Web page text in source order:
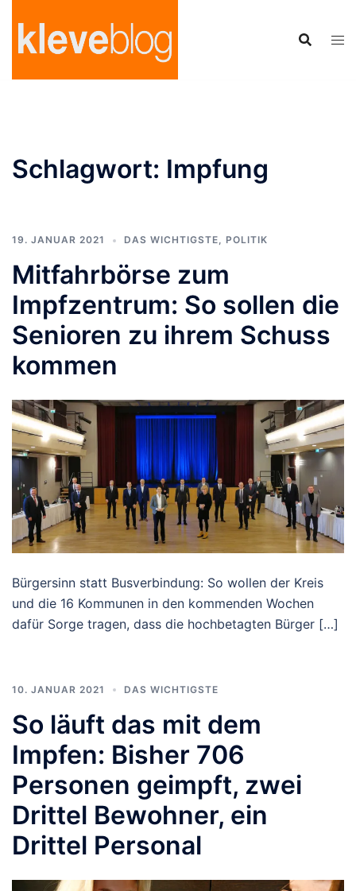
Inhalt
springen
Schlagwort: Impfung
19. JANUAR 2021 DAS WICHTIGSTE, POLITIK
Mitfahrbörse zum
Impfzentrum: So sollen die
Senioren zu ihrem Schuss
kommen
Bürgersinn statt Busverbindung: So wollen der Kreis
und die 16 Kommunen in den kommenden Wochen
dafür Sorge tragen, dass die hochbetagten Bürger […]
10. JANUAR 2021 DAS WICHTIGSTE
So läuft das mit dem
Impfen: Bisher 706
Personen geimpft, zwei
Drittel Bewohner, ein
Drittel Personal